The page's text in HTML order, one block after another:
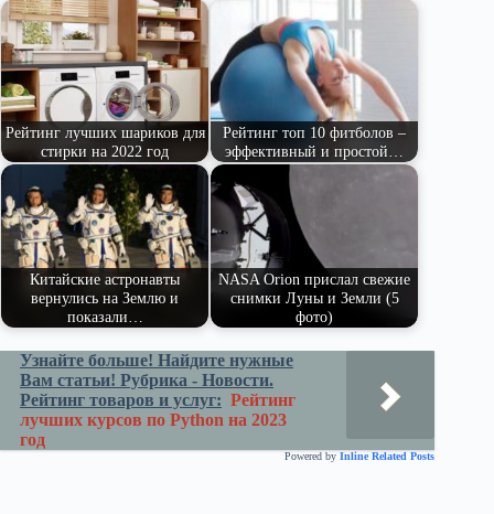
ss
ni
ki
pp
m
r
ви
ть
Рейтинг лучших шариков для
стирки на 2022 год
Рейтинг топ 10 фитболов –
эффективный и простой…
Китайские астронавты
вернулись на Землю и
показали…
NASA Orion прислал свежие
снимки Луны и Земли (5
фото)
Узнайте больше! Найдите нужные
Вам статьи! Рубрика - Новости.
Рейтинг товаров и услуг: Рейтинг
лучших курсов по Python на 2023
год
Powered by Inline Related Posts